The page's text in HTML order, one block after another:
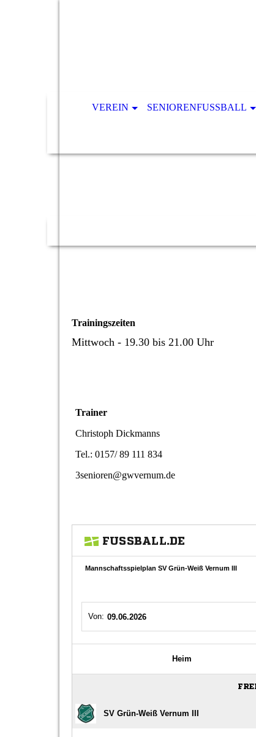
VEREIN SENIORENFUSSBALL
Trainingszeiten
Mittwoch - 19.30 bis 21.00 Uhr
Trainer
Christoph Dickmanns
Tel.: 0157/ 89 111 834
3senioren@gwvernum.de